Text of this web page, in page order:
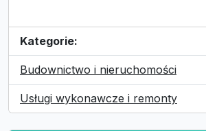
Kategorie:
Budownictwo i nieruchomości
Usługi wykonawcze i remonty